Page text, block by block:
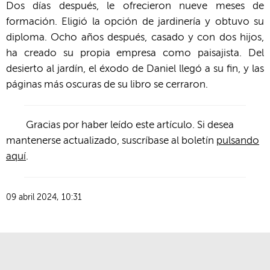
Dos días después, le ofrecieron nueve meses de
formación. Eligió la opción de jardinería y obtuvo su
diploma. Ocho años después, casado y con dos hijos,
ha creado su propia empresa como paisajista. Del
desierto al jardín, el éxodo de Daniel llegó a su fin, y las
páginas más oscuras de su libro se cerraron.
Gracias por haber leído este artículo. Si desea
mantenerse actualizado, suscríbase al boletín pulsando
aquí.
09 abril 2024, 10:31